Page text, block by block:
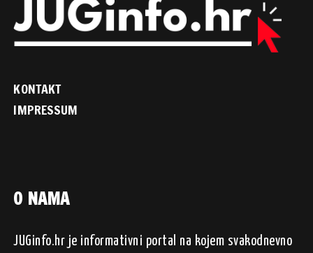
KONTAKT
IMPRESSUM
O NAMA
JUGinfo.hr je informativni portal na kojem svakodnevno